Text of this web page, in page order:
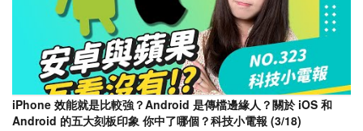
iPhone 效能就是比較強？Android 是傳檔邊緣人？關於 iOS 和
Android 的五大刻板印象 你中了哪個？科技小電報 (3/18)